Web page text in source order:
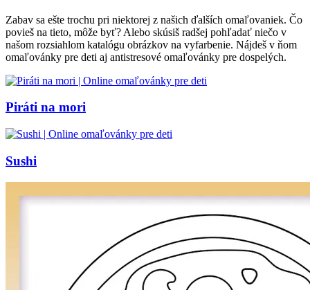
Zabav sa ešte trochu pri niektorej z našich ďalších omaľovaniek. Čo
povieš na tieto, môže byť? Alebo skúsiš radšej pohľadať niečo v
našom rozsiahlom katalógu obrázkov na vyfarbenie. Nájdeš v ňom
omaľovánky pre deti aj antistresové omaľovánky pre dospelých.
Piráti na mori
Sushi